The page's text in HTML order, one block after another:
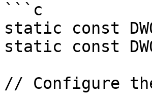
```c
static const
static const
// Configure